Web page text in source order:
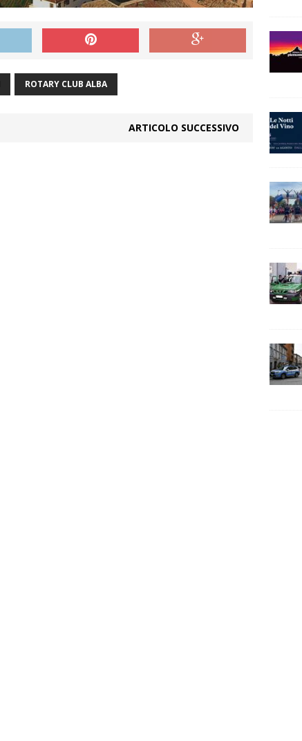
ROTARY CLUB ALBA
ARTICOLO SUCCESSIVO